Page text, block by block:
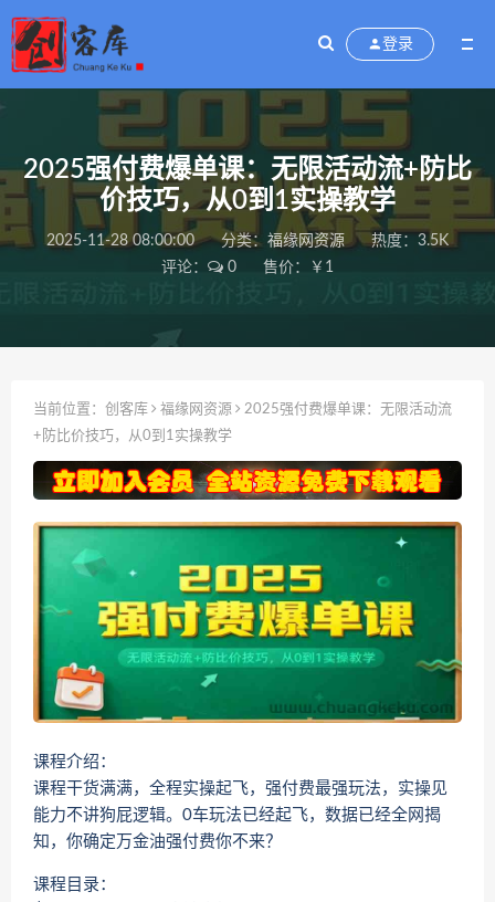
登录
2025强付费爆单课：无限活动流+防比
价技巧，从0到1实操教学
2025-11-28 08:00:00 分类： 福缘网资源
热度：3.5K
评论：
0 售价：￥1
当前位置： 创客库 福缘网资源
2025强付费爆单课：无限活动流
+防比价技巧，从0到1实操教学
课程介绍：
课程干货满满，全程实操起飞，强付费最强玩法，实操见
能力不讲狗屁逻辑。0车玩法已经起飞，数据已经全网揭
知，你确定万金油强付费你不来？
课程目录：